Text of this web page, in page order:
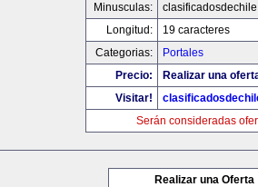
Minusculas:
Longitud:
19 caracteres
Categorias:
Portales
Precio:
Realizar una
Visitar!
Serán consideradas
Realizar una Oferta